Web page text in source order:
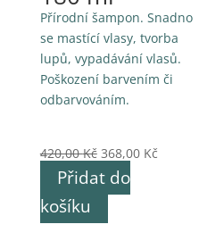
Přírodní šampon. Snadno
se mastící vlasy, tvorba
lupů, vypadávání vlasů.
Poškození barvením či
odbarvováním.
420,00Kč Původní
cena
byla:
368,00 KčAktuální
Přidat do
košíku